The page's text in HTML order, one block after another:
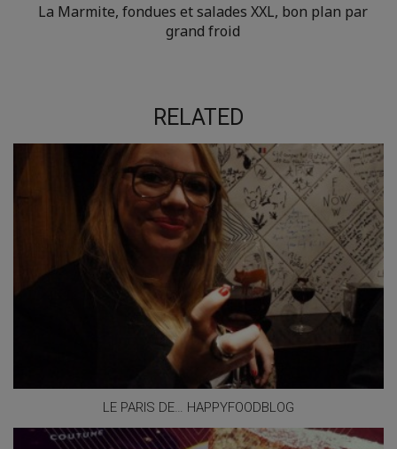
La Marmite, fondues et salades XXL, bon plan par
grand froid
RELATED
LE PARIS DE… HAPPYFOODBLOG